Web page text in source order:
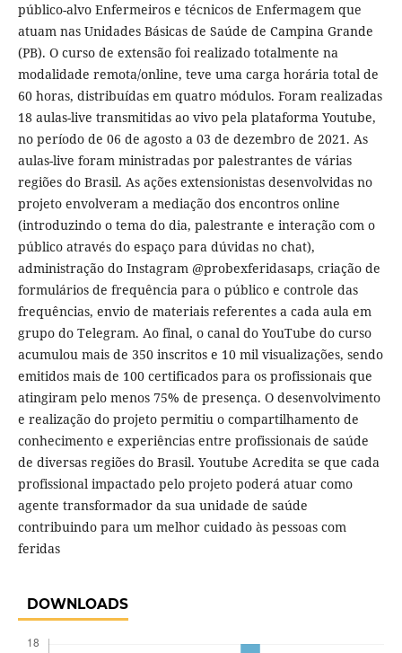
público-alvo Enfermeiros e técnicos de Enfermagem que
atuam nas Unidades Básicas de Saúde de Campina Grande
(PB). O curso de extensão foi realizado totalmente na
modalidade remota/online, teve uma carga horária total de
60 horas, distribuídas em quatro módulos. Foram realizadas
18 aulas-live transmitidas ao vivo pela plataforma Youtube,
no período de 06 de agosto a 03 de dezembro de 2021. As
aulas-live foram ministradas por palestrantes de várias
regiões do Brasil. As ações extensionistas desenvolvidas no
projeto envolveram a mediação dos encontros online
(introduzindo o tema do dia, palestrante e interação com o
público através do espaço para dúvidas no chat),
administração do Instagram @probexferidasaps, criação de
formulários de frequência para o público e controle das
frequências, envio de materiais referentes a cada aula em
grupo do Telegram. Ao final, o canal do YouTube do curso
acumulou mais de 350 inscritos e 10 mil visualizações, sendo
emitidos mais de 100 certificados para os profissionais que
atingiram pelo menos 75% de presença. O desenvolvimento
e realização do projeto permitiu o compartilhamento de
conhecimento e experiências entre profissionais de saúde
de diversas regiões do Brasil. Youtube Acredita se que cada
profissional impactado pelo projeto poderá atuar como
agente transformador da sua unidade de saúde
contribuindo para um melhor cuidado às pessoas com
feridas
DOWNLOADS